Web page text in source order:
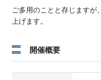
ご多用のことと存じますが
上げます。
開催概要